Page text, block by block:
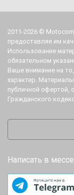
2011-2026 ©
предоставляя им
Использование
обязательном
Ваше внимание на
характер.
публичной офертой,
Гражданского
Написать в